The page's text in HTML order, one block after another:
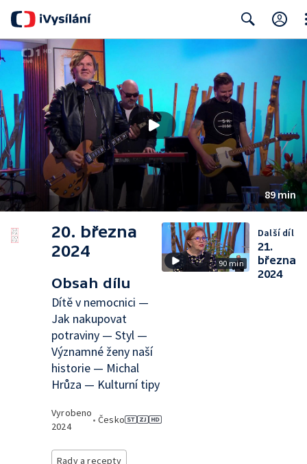
Search
89 min
20. března
2024
Obsah dílu
Dítě v nemocnici —
Jak nakupovat
potraviny — Styl —
Významné ženy naší
historie — Michal
Hrůza — Kulturní tipy
Vyrobeno
2024
• Česko
Rady a recepty
90 min
Další díl
21.
března
2024